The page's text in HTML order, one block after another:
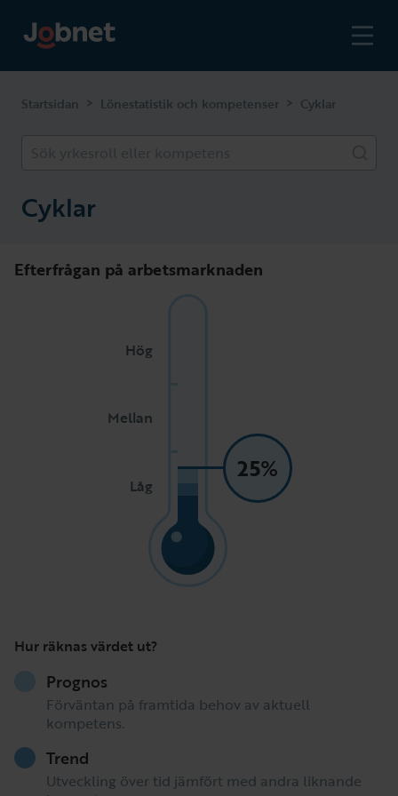
Startsidan > Lönestatistik och kompetenser > Cyklar
Cyklar
Efterfrågan på arbetsmarknaden
Hög
Mellan
Låg
25%
Hur räknas värdet ut?
Prognos
Förväntan på framtida behov av aktuell
kompetens.
Trend
Utveckling över tid jämfört med andra liknande